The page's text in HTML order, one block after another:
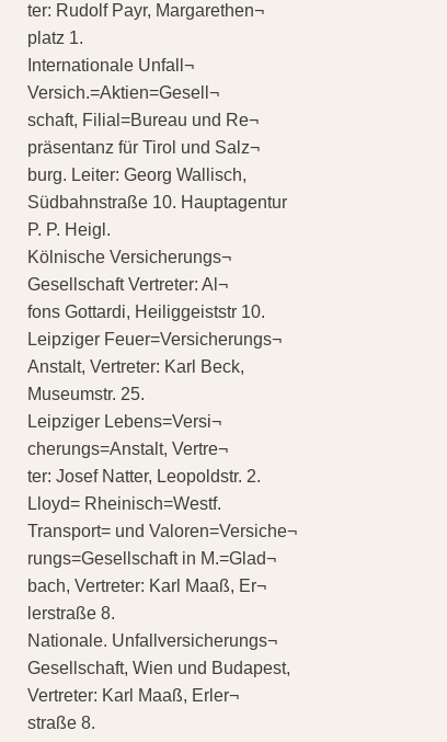
ter: Rudolf Payr, Margarethen¬
platz 1.
Internationale Unfall¬
Versich.=Aktien=Gesell¬
schaft, Filial=Bureau und Re¬
präsentanz für Tirol und Salz¬
burg. Leiter: Georg Wallisch,
Südbahnstraße 10. Hauptagentur
P. P. Heigl.
Kölnische Versicherungs¬
Gesellschaft Vertreter: Al¬
fons Gottardi, Heiliggeiststr 10.
Leipziger Feuer=Versicherungs¬
Anstalt, Vertreter: Karl Beck,
Museumstr. 25.
Leipziger Lebens=Versi¬
cherungs=Anstalt, Vertre¬
ter: Josef Natter, Leopoldstr. 2.
Lloyd= Rheinisch=Westf.
Transport= und Valoren=Versiche¬
rungs=Gesellschaft in M.=Glad¬
bach, Vertreter: Karl Maaß, Er¬
lerstraße 8.
Nationale. Unfallversicherungs¬
Gesellschaft, Wien und Budapest,
Vertreter: Karl Maaß, Erler¬
straße 8.